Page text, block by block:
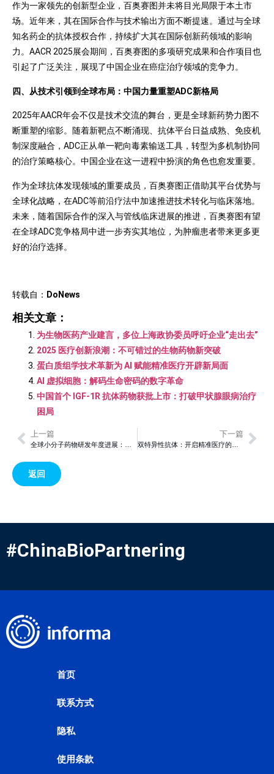
作为一家领先的创新型企业，百奥赛图并未将目光局限于本土市
场。近年来，其在国际合作与技术输出方面不断提速。通过与全球
知名药企的抗体授权合作，持续扩大其在国际创新药领域的影响
力。AACR 2025展会期间，百奥赛图的多项研究成果和合作项目也
引起了广泛关注，展现了中国企业在癌症治疗领域的竞争力。
四、从技术引领到全球布局：中国力量重塑ADC新格局
2025年AACR年会不仅是技术交流的舞台，更是全球新药势力图不
断重塑的缩影。随着新靶点不断涌现、抗体平台日益成熟、免疫机
制深度融合，ADC正从单一靶向毒素输送工具，转型为多机制协同
的治疗策略核心。中国企业在这一进程中扮演的角色也愈发重要。
作为全球抗体发现领域的重要成员，百奥赛图正借助其平台优势与
全球化战略，在ADC等前沿疗法中加速推进技术转化与临床落地。
未来，随着国际合作的深入与管线临床进展的推进，百奥赛图有望
在全球ADC竞争格局中进一步夯实其地位，为肿瘤患者带来更多更
好的治疗选择。
转载自： DoNews
相关文章：
为生物医药产业建言，多位上海政协委员呼吁企业“走出去”
2025 医疗创新浪潮：不可错过的生物药物新突破
蛋白质组学技术革新为 AI 赋能精准医疗开辟新局面
AI 虚拟细胞：解码生命密码的数字革命
中国首个 IGF-1R 抗体药物获批上市：打破甲状腺眼病治疗
困局
上一篇 下一篇
返回
#ChinaBioPartnering
首页
联系方式
隐私
使用条款